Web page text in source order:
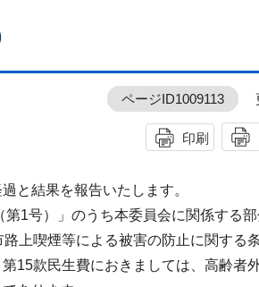
ページID1009113
印刷
と結果を報告いたします。
1号）」のうち本委員会に関係する部
上喫煙等による被害の防止に関する
15款民生費におきましては、高齢者